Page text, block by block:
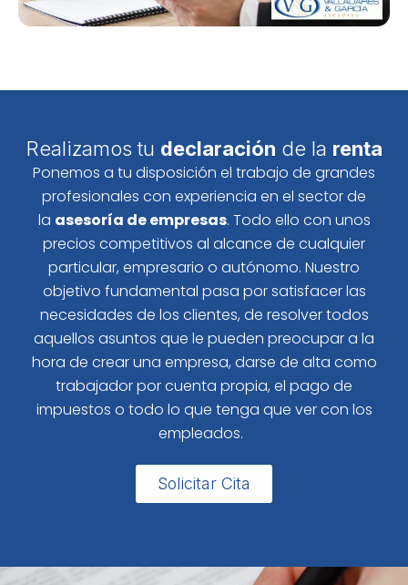
Realizamos tu declaración de la renta
Ponemos a tu disposición el trabajo de grandes
profesionales con experiencia en el sector de
la asesoría de empresas. Todo ello con unos
precios competitivos al alcance de cualquier
particular, empresario o autónomo. Nuestro
objetivo fundamental pasa por satisfacer las
necesidades de los clientes, de resolver todos
aquellos asuntos que le pueden preocupar a la
hora de crear una empresa, darse de alta como
trabajador por cuenta propia, el pago de
impuestos o todo lo que tenga que ver con los
empleados.
Solicitar Cita